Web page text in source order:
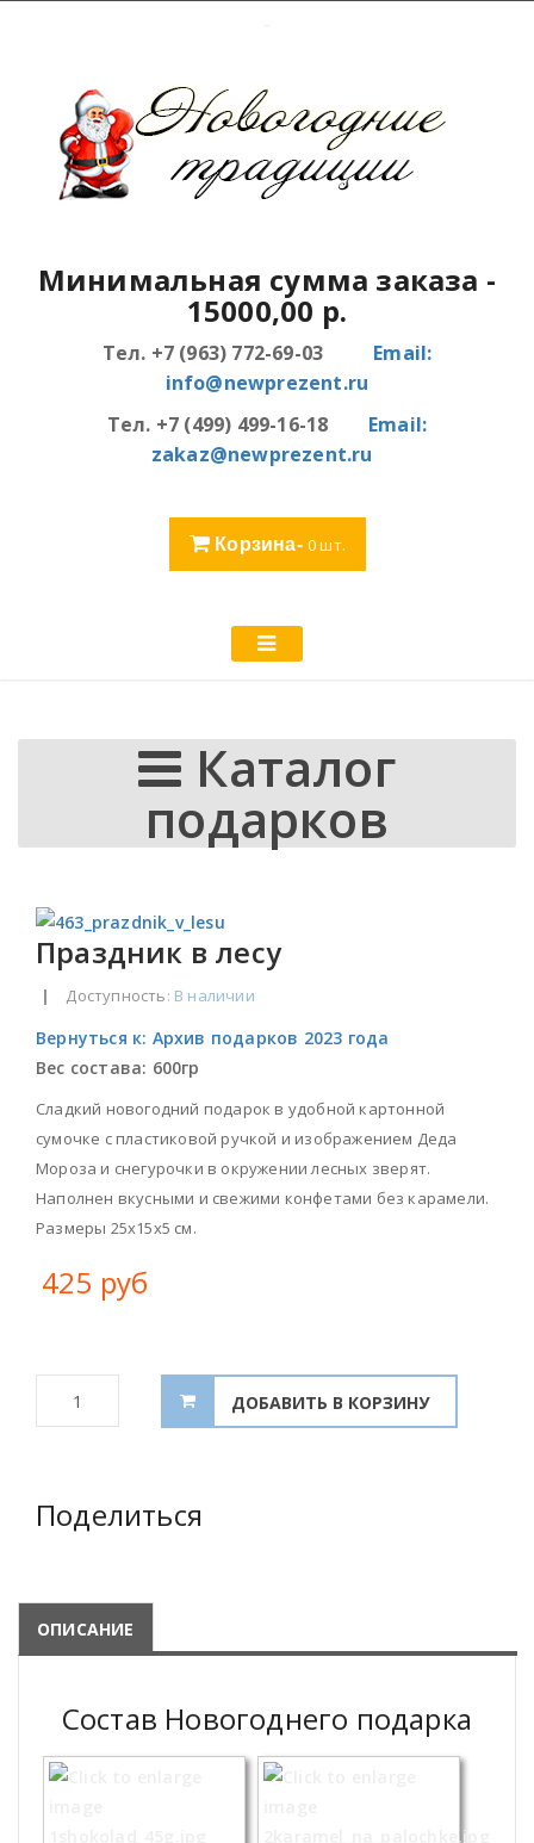
Минимальная сумма заказа -
15000,00 р.
Тел. +7 (963) 772-69-03 Email:
info@newprezent.ru
Тел. +7 (499) 499-16-18 Email:
zakaz@newprezent.ru
Корзина- 0шт.
Каталог
подарков
Праздник в лесу
| Доступность: В наличии
Вернуться к: Архив подарков 2023 года
Вес состава: 600гр
Сладкий новогодний подарок в удобной картонной
сумочке с пластиковой ручкой и изображением Деда
Мороза и снегурочки в окружении лесных зверят.
Наполнен вкусными и свежими конфетами без карамели.
Размеры 25х15х5 см.
425 руб
Поделиться
ОПИСАНИЕ
Состав Новогоднего подарка